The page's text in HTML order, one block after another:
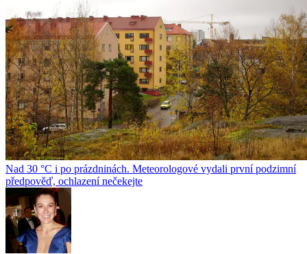
Nad 30 °C i po prázdninách. Meteorologové vydali první podzimní
předpověď, ochlazení nečekejte